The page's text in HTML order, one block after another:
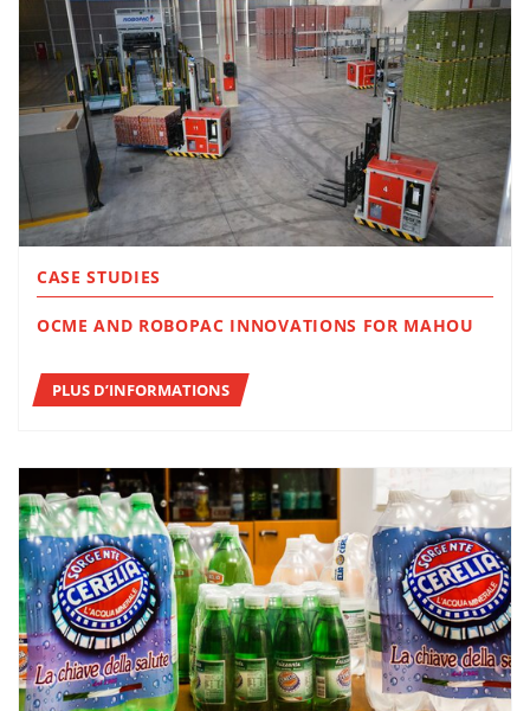
CASE STUDIES
OCME AND ROBOPAC INNOVATIONS FOR MAHOU
PLUS D’INFORMATIONS